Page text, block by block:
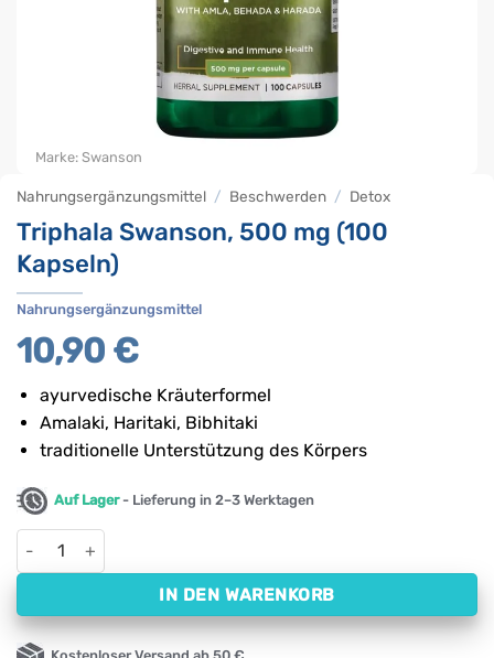
Nahrungsergänzungsmittel / Beschwerden / Detox
Triphala Swanson, 500 mg (100
Kapseln)
Nahrungsergänzungsmittel
10,90 €
ayurvedische Kräuterformel
Amalaki, Haritaki, Bibhitaki
traditionelle Unterstützung des Körpers
Auf Lager- Lieferung in 2–3 Werktagen
Triphala Swanson, 500 mg (100 Kapseln) Menge
IN DEN WARENKORB
Marke: Swanson